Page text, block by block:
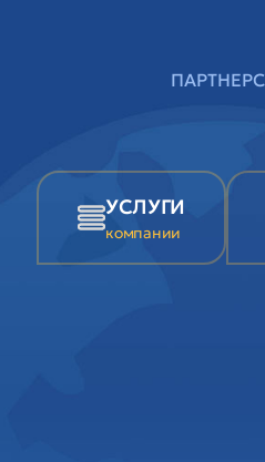
УСЛУГИ
компании